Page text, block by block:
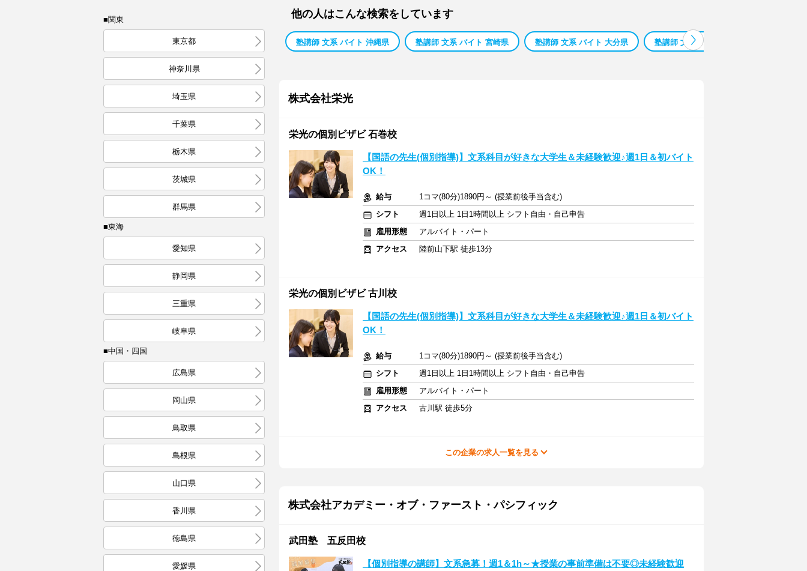
■関東
東京都
神奈川県
埼玉県
千葉県
栃木県
茨城県
群馬県
■東海
愛知県
静岡県
三重県
岐阜県
■中国・四国
広島県
岡山県
鳥取県
島根県
山口県
香川県
徳島県
愛媛県
他の人はこんな検索をしています
塾講師 文系 バイト 沖縄県 塾講師 文系 バイト 宮崎県 塾講師 文系 バイト 大分県 塾講師 文系 バイト 熊本県
株式会社栄光
栄光の個別ビザビ 石巻校
【国語の先生(個別指導)】文系科目が好きな大学生＆未経験歓迎♪週1日＆初バイト
OK！
給与
1コマ(80分)1890円～ (授業前後手当含む)
シフト
週1日以上 1日1時間以上 シフト自由・自己申告
雇用形態
アルバイト・パート
アクセス
陸前山下駅 徒歩13分
栄光の個別ビザビ 古川校
【国語の先生(個別指導)】文系科目が好きな大学生＆未経験歓迎♪週1日＆初バイト
OK！
給与
1コマ(80分)1890円～ (授業前後手当含む)
シフト
週1日以上 1日1時間以上 シフト自由・自己申告
雇用形態
アルバイト・パート
アクセス
古川駅 徒歩5分
この企業の求人一覧を見る
株式会社アカデミー・オブ・ファースト・パシフィック
武田塾 五反田校
【個別指導の講師】文系急募！週1＆1h～★授業の事前準備は不要◎未経験歓迎